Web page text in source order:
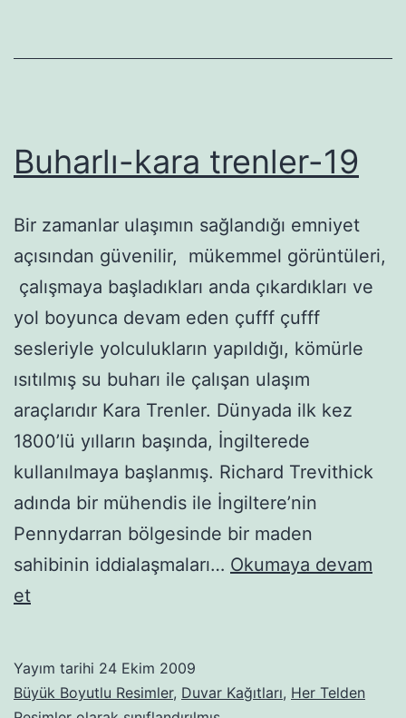
Buharlı-kara trenler-19
Bir zamanlar ulaşımın sağlandığı emniyet
açısından güvenilir, mükemmel görüntüleri,
çalışmaya başladıkları anda çıkardıkları ve
yol boyunca devam eden çufff çufff
sesleriyle yolculukların yapıldığı, kömürle
ısıtılmış su buharı ile çalışan ulaşım
araçlarıdır Kara Trenler. Dünyada ilk kez
1800’lü yılların başında, İngilterede
kullanılmaya başlanmış. Richard Trevithick
adında bir mühendis ile İngiltere’nin
Pennydarran bölgesinde bir maden
sahibinin iddialaşmaları… Okumaya devam
etBuharlı-
19
Yayım tarihi 24 Ekim 2009
Büyük Boyutlu Resimler, Duvar Kağıtları, Her Telden